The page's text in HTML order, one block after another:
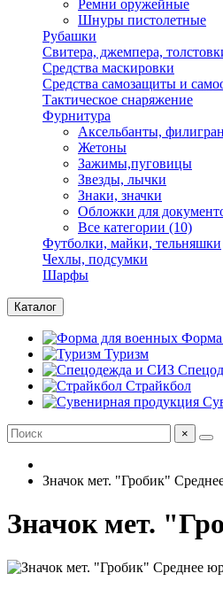
Ремни оружейные
Шнуры пистолетные
Рубашки
Свитера, джемпера,
Средства маскировки
Средства самозащиты и
Тактическое снаряжение
Фурнитура
Аксельбанты,
Жетоны
Зажимы,пуговицы
Звезды, лычки
Знаки, значки
Обложки для
Все категории (10)
Футболки, майки, тельняшки
Чехлы, подсумки
Шарфы
Каталог
Форма
Туризм
Страйкбол
×
Значок мет. "Гробик"
Значок мет.